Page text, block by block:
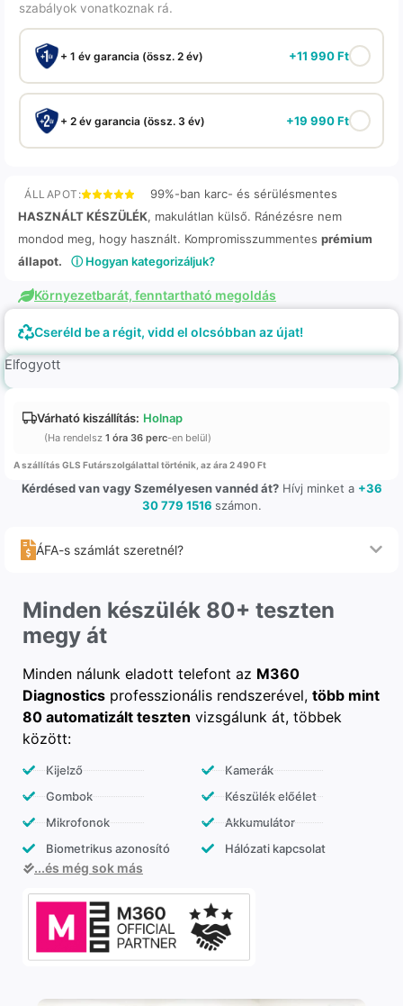
szabályok vonatkoznak rá.
+ 1 év garancia (össz. 2 év) +11 990Ft
+ 2 év garancia (össz. 3 év) +19 990Ft
ÁLLAPOT:
99%-ban karc- és sérülésmentes
HASZNÁLT KÉSZÜLÉK, makulátlan külső. Ránézésre nem
mondod meg, hogy használt. Kompromisszummentes prémium
állapot.
ⓘ Hogyan kategorizáljuk?
Környezetbarát, fenntartható megoldás
Cseréld be a régit, vidd el olcsóbban az újat!
Elfogyott
Várható kiszállítás: Holnap
(Ha rendelsz 1 óra 36 perc-en belül)
A szállítás GLS Futárszolgálattal történik, az ára 2 490 Ft
Kérdésed van vagy Személyesen vannéd át?Hívj minket a +36
30 779 1516 számon.
ÁFA-s számlát szeretnél?
Minden készülék 80+ teszten
megy át
Minden nálunk eladott telefont az M360
Diagnostics professzionális rendszerével, több mint
80 automatizált teszten vizsgálunk át, többek
között:
Kijelző
Gombok
Mikrofonok
Biometrikus azonosító
Kamerák
Készülék előélet
Akkumulátor
Hálózati kapcsolat
...és még sok más